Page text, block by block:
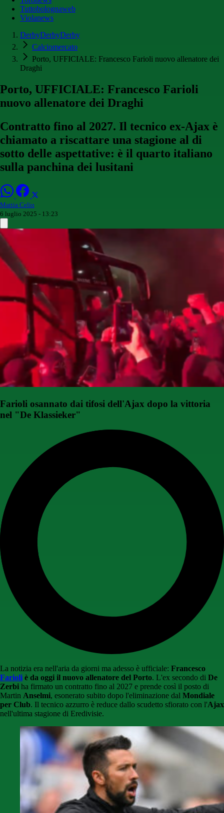
Tuttobolognaweb
Violanews
DerbyDerbyDerby
Calciomercato
Porto, UFFICIALE: Francesco Farioli nuovo allenatore dei
Draghi
Porto, UFFICIALE: Francesco Farioli
nuovo allenatore dei Draghi
Contratto fino al 2027. Il tecnico ex-Ajax è
chiamato a riscattare una stagione al di
sotto delle aspettative: è il quarto italiano
sulla panchina dei lusitani
Mattia Celio
6 luglio 2025 - 13:23
Farioli osannato dai tifosi dell'Ajax dopo la vittoria
nel "De Klassieker"
La notizia era nell'aria da giorni ma adesso è ufficiale: Francesco
Farioli è da oggi il nuovo allenatore del Porto. L'ex secondo di De
Zerbi ha firmato un contratto fino al 2027 e prende così il posto di
Martin Anselmi, esonerato subito dopo l'eliminazione dal Mondiale
per Club. Il tecnico azzurro è reduce dallo scudetto sfiorato con l'Ajax
nell'ultima stagione di Eredivisie.